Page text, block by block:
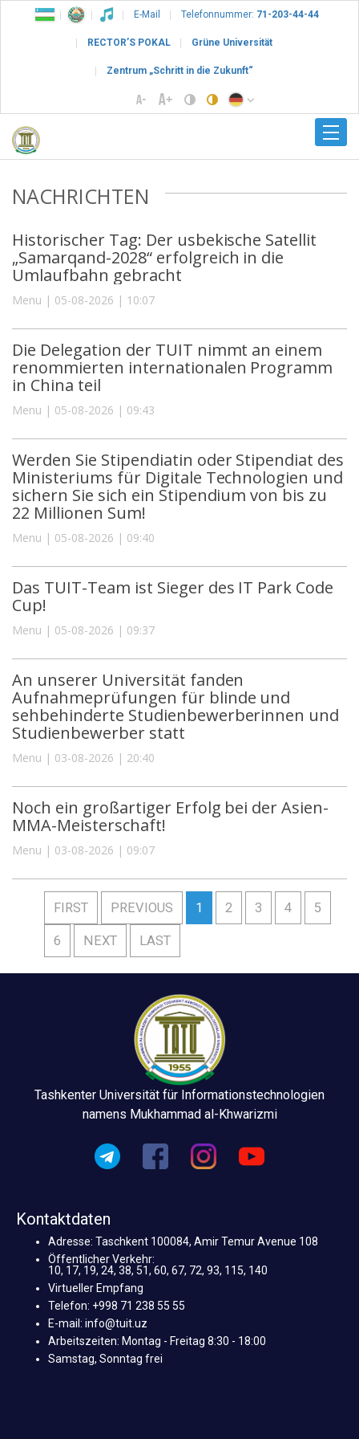
E-Mail Telefonnummer: 71-203-44-44
RECTOR’S POKAL Grüne Universität
Zentrum „Schritt in die Zukunft“
NACHRICHTEN
Historischer Tag: Der usbekische Satellit
„Samarqand-2028“ erfolgreich in die
Umlaufbahn gebracht
Menu | 05-08-2026 | 10:07
Die Delegation der TUIT nimmt an einem
renommierten internationalen Programm
in China teil
Menu | 05-08-2026 | 09:43
Werden Sie Stipendiatin oder Stipendiat des
Ministeriums für Digitale Technologien und
sichern Sie sich ein Stipendium von bis zu
22 Millionen Sum!
Menu | 05-08-2026 | 09:40
Das TUIT-Team ist Sieger des IT Park Code
Cup!
Menu | 05-08-2026 | 09:37
An unserer Universität fanden
Aufnahmeprüfungen für blinde und
sehbehinderte Studienbewerberinnen und
Studienbewerber statt
Menu | 03-08-2026 | 20:40
Noch ein großartiger Erfolg bei der Asien-
MMA-Meisterschaft!
Menu | 03-08-2026 | 09:07
FIRST PREVIOUS 1 2 3 4 5
6 NEXT LAST
Tashkenter Universität für Informationstechnologien
namens Mukhammad al-Khwarizmi
Kontaktdaten
Adresse: Taschkent 100084, Amir Temur Avenue 108
Öffentlicher Verkehr:
10, 17, 19, 24, 38, 51, 60, 67, 72, 93, 115, 140
Virtueller Empfang
Telefon: +998 71 238 55 55
E-mail: info@tuit.uz
Arbeitszeiten: Montag - Freitag 8:30 - 18:00
Samstag, Sonntag frei